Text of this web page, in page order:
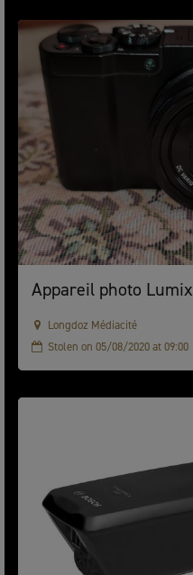
Appareil photo Lumix
Longdoz Médiacité
Stolen on 05/08/2020 at 09:00